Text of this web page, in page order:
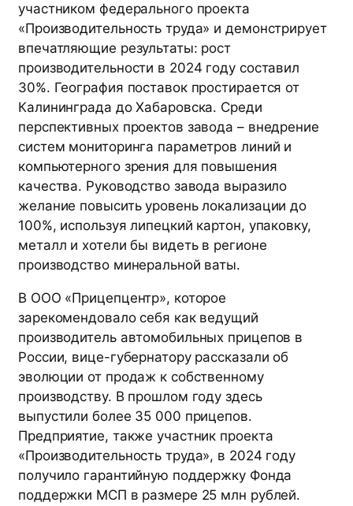
участником федерального проекта
«Производительность труда» и демонстрирует
впечатляющие результаты: рост
производительности в 2024 году составил
30%. География поставок простирается от
Калининграда до Хабаровска. Среди
перспективных проектов завода – внедрение
систем мониторинга параметров линий и
компьютерного зрения для повышения
качества. Руководство завода выразило
желание повысить уровень локализации до
100%, используя липецкий картон, упаковку,
металл и хотели бы видеть в регионе
производство минеральной ваты.
В ООО «Прицепцентр», которое
зарекомендовало себя как ведущий
производитель автомобильных прицепов в
России, вице-губернатору рассказали об
эволюции от продаж к собственному
производству. В прошлом году здесь
выпустили более 35 000 прицепов.
Предприятие, также участник проекта
«Производительность труда», в 2024 году
получило гарантийную поддержку Фонда
поддержки МСП в размере 25 млн рублей.